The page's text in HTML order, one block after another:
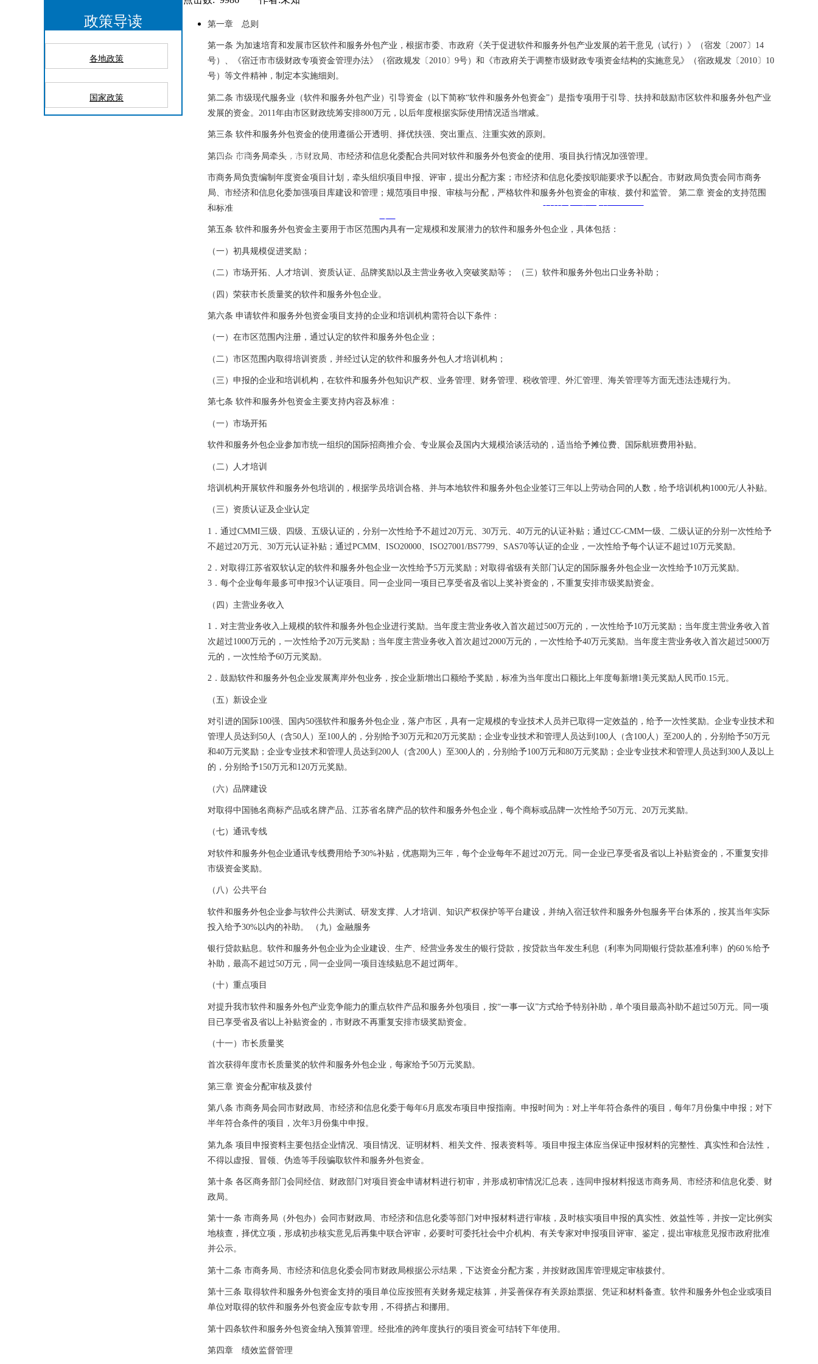
第一章 总则
第一条 为加速培育和发展市区软件和服务外包产业，根据市委、市政府《关于促进软件和服务外包产业发展的若干意见（试行）》（宿发〔 2007 〕 14
号）、《宿迁市市级财政专项资金管理办法》（宿政规发〔 2010 〕 9号）和《市政府关于调整市级财政专项资金结构的实施意见》（宿政规发〔 2010 〕 10
号）等文件精神，制定本实施细则。
第二条 市级现代服务业（软件和服务外包产业）引导资金（以下简称“软件和服务外包资金”）是指专项用于引导、扶持和鼓励市区软件和服务外包产业
发展的资金。 2011 年由市区财政统筹安排800万元，以后年度根据实际使用情况适当增减。
第三条 软件和服务外包资金的使用遵循公开透明、择优扶强、突出重点、注重实效的原则。
第四条 市商务局牵头，市财政局、市经济和信息化委配合共同对软件和服务外包资金的使用、项目执行情况加强管理。
市商务局负责编制年度资金项目计划，牵头组织项目申报、评审，提出分配方案；市经济和信息化委按职能要求予以配合。市财政局负责会同市商务
局、市经济和信息化委加强项目库建设和管理；规范项目申报、审核与分配，严格软件和服务外包资金的审核、拨付和监管。
第二章 资金的支持范围
和标准
第五条 软件和服务外包资金主要用于市区范围内具有一定规模和发展潜力的软件和服务外包企业，具体包括：
（一）初具规模促进奖励；
（二）市场开拓、人才培训、资质认证、品牌奖励以及主营业务收入突破奖励等； （三）软件和服务外包出口业务补助；
（四）荣获市长质量奖的软件和服务外包企业。
第六条 申请软件和服务外包资金项目支持的企业和培训机构需符合以下条件：
（一）在市区范围内注册，通过认定的软件和服务外包企业；
（二）市区范围内取得培训资质，并经过认定的软件和服务外包人才培训机构；
（三）申报的企业和培训机构，在软件和服务外包知识产权、业务管理、财务管理、税收管理、外汇管理、海关管理等方面无违法违规行为。
第七条 软件和服务外包资金主要支持内容及标准：
（一）市场开拓
软件和服务外包企业参加市统一组织的国际招商推介会、专业展会及国内大规模洽谈活动的，适当给予摊位费、国际航班费用补贴。
（二）人才培训
培训机构开展软件和服务外包培训的，根据学员培训合格、并与本地软件和服务外包企业签订三年以上劳动合同的人数，给予培训机构1000元/人补贴。
（三）资质认证及企业认定
1 ．通过CMMI三级、四级、五级认证的，分别一次性给予不超过20万元、 30万元、 40万元的认证补贴；通过CC-CMM一级、二级认证的分别一次性给予
不超过20万元、 30万元认证补贴；通过PCMM ISO20000 ISO27001/BS7799 SAS70等认证的企业，一次性给予每个认证不超过10万元奖励。
2 ．对取得江苏省双软认定的软件和服务外包企业一次性给予5万元奖励；对取得省级有关部门认定的国际服务外包企业一次性给予10万元奖励。
3 ．每个企业每年最多可申报3个认证项目。同一企业同一项目已享受省及省以上奖补资金的，不重复安排市级奖励资金。
（四）主营业务收入
1 ．对主营业务收入上规模的软件和服务外包企业进行奖励。当年度主营业务收入首次超过500万元的，一次性给予10万元奖励；当年度主营业务收入首
次超过1000万元的，一次性给予20万元奖励；当年度主营业务收入首次超过2000万元的，一次性给予40万元奖励。当年度主营业务收入首次超过5000万
元的，一次性给予60万元奖励。
2 ．鼓励软件和服务外包企业发展离岸外包业务，按企业新增出口额给予奖励，标准为当年度出口额比上年度每新增1美元奖励人民币0.15元。
（五）新设企业
对引进的国际100强、国内50强软件和服务外包企业，落户市区，具有一定规模的专业技术人员并已取得一定效益的，给予一次性奖励。企业专业技术和
管理人员达到 50人（含50人）至 100人的，分别给予30万元和20万元奖励；企业专业技术和管理人员达到 100人（含100人）至200人的，分别给予50万元
和40万元奖励；企业专业技术和管理人员达到 200人（含200人）至300人的，分别给予100万元和80万元奖励；企业专业技术和管理人员达到 300人及以上
的，分别给予150万元和 120万元奖励。
（六）品牌建设
对取得中国驰名商标产品或名牌产品、江苏省名牌产品的软件和服务外包企业，每个商标或品牌一次性给予50万元、 20万元奖励。
（七）通讯专线
对软件和服务外包企业通讯专线费用给予30%补贴，优惠期为三年，每个企业每年不超过20万元。同一企业已享受省及省以上补贴资金的，不重复安排
市级资金奖励。
（八）公共平台
软件和服务外包企业参与软件公共测试、研发支撑、人才培训、知识产权保护等平台建设，并纳入宿迁软件和服务外包服务平台体系的，按其当年实际
投入给予30%以内的补助。 （九）金融服务
银行贷款贴息。软件和服务外包企业为企业建设、生产、经营业务发生的银行贷款，按贷款当年发生利息（利率为同期银行贷款基准利率）的60％给予
补助，最高不超过50万元，同一企业同一项目连续贴息不超过两年。
（十）重点项目
对提升我市软件和服务外包产业竞争能力的重点软件产品和服务外包项目，按“一事一议”方式给予特别补助，单个项目最高补助不超过50万元。同一项
目已享受省及省以上补贴资金的，市财政不再重复安排市级奖励资金。
（十一）市长质量奖
首次获得年度市长质量奖的软件和服务外包企业，每家给予50万元奖励。
第三章 资金分配审核及拨付
第八条 市商务局会同市财政局、市经济和信息化委于每年6月底发布项目申报指南。申报时间为：对上半年符合条件的项目，每年7月份集中申报；对下
半年符合条件的项目，次年3月份集中申报。
第九条 项目申报资料主要包括企业情况、项目情况、证明材料、相关文件、报表资料等。项目申报主体应当保证申报材料的完整性、真实性和合法性，
不得以虚报、冒领、伪造等手段骗取软件和服务外包资金。
第十条 各区商务部门会同经信、财政部门对项目资金申请材料进行初审，并形成初审情况汇总表，连同申报材料报送市商务局、市经济和信息化委、财
政局。
第十一条 市商务局（外包办）会同市财政局、市经济和信息化委等部门对申报材料进行审核，及时核实项目申报的真实性、效益性等，并按一定比例实
地核查，择优立项，形成初步核实意见后再集中联合评审，必要时可委托社会中介机构、有关专家对申报项目评审、鉴定，提出审核意见报市政府批准
并公示。
第十二条 市商务局、市经济和信息化委会同市财政局根据公示结果，下达资金分配方案，并按财政国库管理规定审核拨付。
第十三条 取得软件和服务外包资金支持的项目单位应按照有关财务规定核算，并妥善保存有关原始票据、凭证和材料备查。软件和服务外包企业或项目
单位对取得的软件和服务外包资金应专款专用，不得挤占和挪用。
第十四条软件和服务外包资金纳入预算管理。经批准的跨年度执行的项目资金可结转下年使用。
第四章 绩效监督管理
政策导读
各地政策
国家政策
招贤纳士 联系我们
上海嘉定区佳通路中冶祥腾广场3号楼8楼